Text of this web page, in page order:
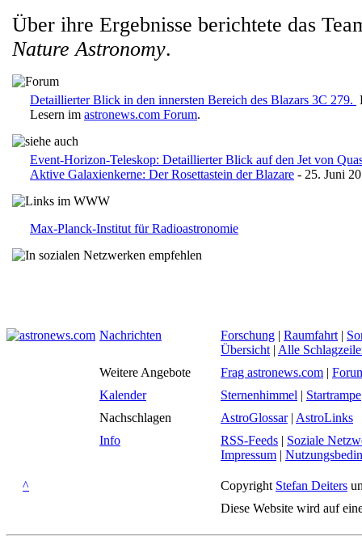
Über ihre Ergebnisse berichtete das
Nature Astronomy.
Detaillierter Blick in den innersten Bereich des Blazars 3C 279.
Lesern im astronews.com Forum.
Event-Horizon-Teleskop: Detaillierter Blick auf den Jet von
Aktive Galaxienkerne: Der Rosettastein der Blazare - 25. Juni
Max-Planck-Institut für Radioastronomie
Nachrichten Forschung | Raumfahrt |
Übersicht | Alle
Weitere Angebote
Frag astronews.com |
Kalender
Sternenhimmel | Startrampe
Nachschlagen
AstroGlossar| AstroLinks
Info
RSS-Feeds | Soziale
Impressum |
^ Copyright Stefan Deiters
Diese Website wird auf